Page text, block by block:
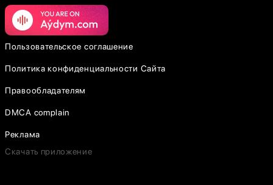
Пользовательское соглашение
Политика конфиденциальности Сайта
Правообладателям
DMCA complain
Реклама
Скачать приложение